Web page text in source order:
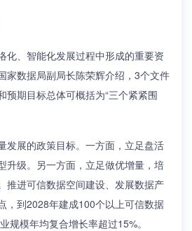
化、智能化发展过程中形成的重要资
家数据局副局长陈荣辉介绍，3个文件
预期目标总体可概括为“三个紧紧围
发展的政策目标。一方面，立足盘活
升级。另一方面，立足做优增量，培
推进可信数据空间建设、发展数据产
，到2028年建成100个以上可信数据
规模年均复合增长率超过15%。